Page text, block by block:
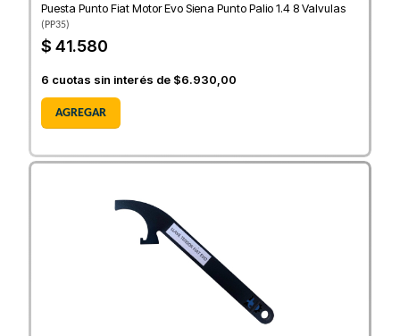
Puesta Punto Fiat Motor Evo Siena Punto Palio 1.4 8 Valvulas
(PP35)
$ 41.580
6 cuotas sin interés de $6.930,00
AGREGAR